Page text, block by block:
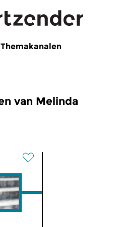
Themakanalen
van Melinda